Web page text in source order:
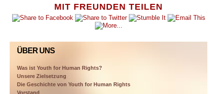
MIT FREUNDEN TEILEN
ÜBER UNS
Was ist Youth for Human Rights?
Unsere Zielsetzung
Die Geschichte von Youth for Human Rights
Vorstand